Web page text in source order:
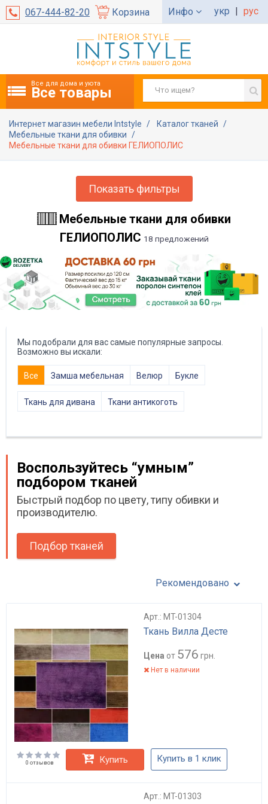
067-444-82-20 Корзина Инфо укр | рус
Все для дома и уюта
Все товары
Интернет магазин мебели Intstyle
Каталог тканей
Мебельные ткани для обивки
Мебельные ткани для обивки ГЕЛИОПОЛИС
Показать фильтры
Мебельные ткани для обивки
ГЕЛИОПОЛИС 18 предложений
Мы подобрали для вас самые популярные запросы.
Возможно вы искали:
Все Замша мебельная Велюр Букле
Ткань для дивана Ткани антикоготь
Воспользуйтесь “умным”
подбором тканей
Быстрый подбор по цвету, типу обивки и
производителю.
Подбор тканей
Рекомендовано
Арт.: MT-01304
Ткань Вилла Десте
Цена от 576 грн.
Нет в наличии
0 отзывов Купить Купить в 1 клик
Арт.: MT-01303